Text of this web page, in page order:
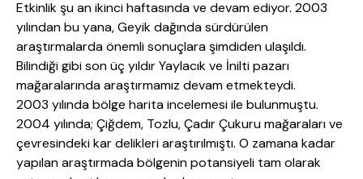
Etkinlik şu an ikinci haftasında ve devam ediyor. 2003
yılından bu yana, Geyik dağında sürdürülen
araştırmalarda önemli sonuçlara şimdiden ulaşıldı.
Bilindiği gibi son üç yıldır Yaylacık ve İnilti pazarı
mağaralarında araştırmamız devam etmekteydi.
2003 yılında bölge harita incelemesi ile bulunmuştu.
2004 yılında; Çiğdem, Tozlu, Çadır Çukuru mağaraları ve
çevresindeki kar delikleri araştırılmıştı. O zamana kadar
yapılan araştırmada bölgenin potansiyeli tam olarak